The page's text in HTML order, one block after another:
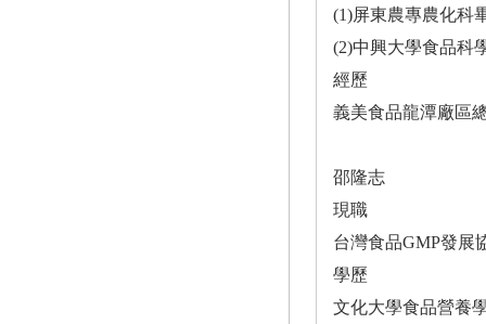
(1)屏東農專農化科
(2)中興大學食品科
經歷
義美食品龍潭廠區
邵隆志
現職
台灣食品GMP發展
學歷
文化大學食品營養